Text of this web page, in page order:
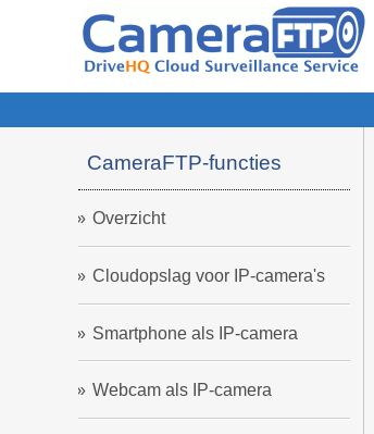
CameraFTP-functies
Overzicht
Cloudopslag voor IP-camera's
Smartphone als IP-camera
Webcam als IP-camera